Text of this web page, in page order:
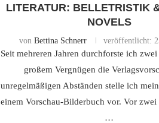
LITERATUR: BELLETRISTIK
NOVELS
von Bettina Schnerr veröffentlicht:
Seit mehreren Jahren durchforste ich
großem Vergnügen die
unregelmäßigen Abständen stelle ich
einem Vorschau-Bilderbuch vor. Vor zwei
…